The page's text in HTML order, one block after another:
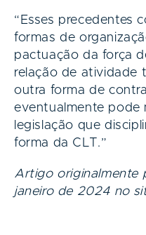
“Esses precedentes
formas de
pactuação da força
relação de atividade
outra forma de
eventualmente pode
legislação que
forma da CLT.”
Artigo originalmente
janeiro de 2024 no